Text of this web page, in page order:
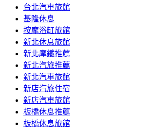
台北汽車旅館
基隆休息
按摩浴缸旅館
新北休息旅館
新北摩鐵推薦
新北汽旅推薦
新北汽車旅館
新店汽旅住宿
新店汽車旅館
板橋休息推薦
板橋休息旅館